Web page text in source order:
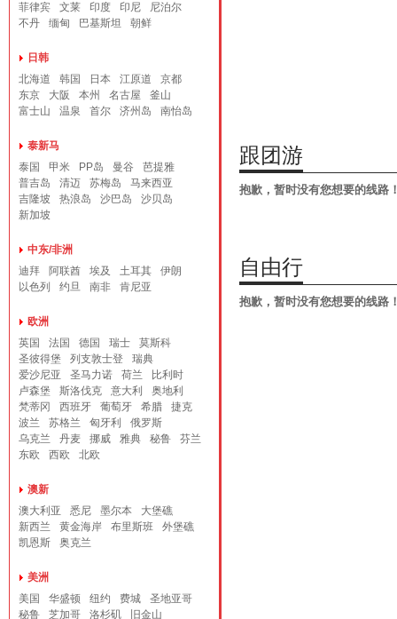
菲律宾
文莱 印度 印尼
尼泊尔
不丹
缅甸 巴基斯坦 朝鲜
日韩
北海道
韩国 日本 江原道
京都
东京
大阪 本州 名古屋
釜山
富士山
温泉 首尔 济州岛 南怡岛
泰新马
泰国
甲米 PP岛 曼谷
芭提雅
普吉岛
清迈 苏梅岛
马来西亚
吉隆坡
热浪岛 沙巴岛
沙贝岛
新加坡
中东/非洲
迪拜
阿联酋 埃及 土耳其
伊朗
以色列
约旦 南非 肯尼亚
欧洲
英国
法国 德国 瑞士
莫斯科
圣彼得堡
列支敦士登
瑞典
爱沙尼亚
圣马力诺 荷兰
比利时
卢森堡
斯洛伐克 意大利
奥地利
梵蒂冈
西班牙 葡萄牙 希腊
捷克
波兰
苏格兰 匈牙利
俄罗斯
乌克兰
丹麦 挪威 雅典 秘鲁
芬兰
东欧
西欧 北欧
澳新
澳大利亚
悉尼 墨尔本
大堡礁
新西兰
黄金海岸 布里斯班
外堡礁
凯恩斯
奥克兰
美洲
美国
华盛顿 纽约 费城
圣地亚哥
秘鲁
芝加哥 洛杉矶
旧金山
跟团游
抱歉，暂时没有您想要的线路
自由行
抱歉，暂时没有您想要的线路